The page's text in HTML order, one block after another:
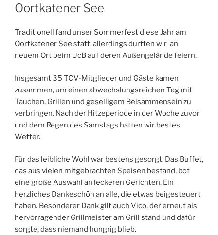
Oortkatener See
Traditionell fand unser Sommerfest diese Jahr am
Oortkatener See statt, allerdings durften wir an
neuem Ort beim UcB auf deren Außengelände feiern.
Insgesamt 35 TCV-Mitglieder und Gäste kamen
zusammen, um einen abwechslungsreichen Tag mit
Tauchen, Grillen und geselligem Beisammensein zu
verbringen. Nach der Hitzeperiode in der Woche zuvor
und dem Regen des Samstags hatten wir bestes
Wetter.
Für das leibliche Wohl war bestens gesorgt. Das Buffet,
das aus vielen mitgebrachten Speisen bestand, bot
eine große Auswahl an leckeren Gerichten. Ein
herzliches Dankeschön an alle, die etwas beigesteuert
haben. Besonderer Dank gilt auch Vico, der erneut als
hervorragender Grillmeister am Grill stand und dafür
sorgte, dass niemand hungrig blieb.